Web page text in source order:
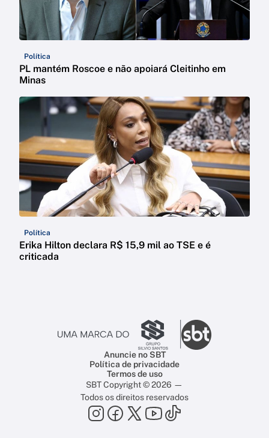
Política
PL mantém Roscoe e não apoiará Cleitinho em
Minas
Política
Erika Hilton declara R$ 15,9 mil ao TSE e é
criticada
Anuncie no SBT
Política de privacidade
Termos de uso
SBT Copyright © 2026 —
Todos os direitos reservados